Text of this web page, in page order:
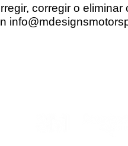
corregir o